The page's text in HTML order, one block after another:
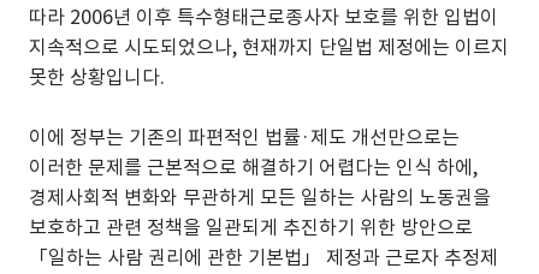
따라 2006년 이후 특수형태근로종사자 보호를 위한 입법이
지속적으로 시도되었으나, 현재까지 단일법 제정에는 이르지
못한 상황입니다.
이에 정부는 기존의 파편적인 법률·제도 개선만으로는
이러한 문제를 근본적으로 해결하기 어렵다는 인식 하에,
경제사회적 변화와 무관하게 모든 일하는 사람의 노동권을
보호하고 관련 정책을 일관되게 추진하기 위한 방안으로
「일하는 사람 권리에 관한 기본법」 제정과 근로자 추정제